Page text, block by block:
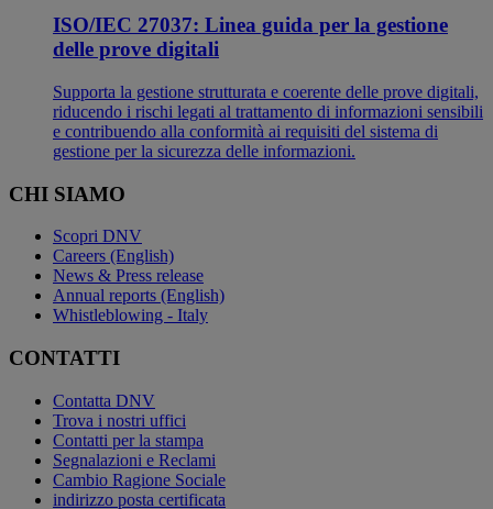
ISO/IEC 27037: Linea guida per la gestione
delle prove digitali
Supporta la gestione strutturata e coerente delle prove digitali,
riducendo i rischi legati al trattamento di informazioni sensibili
e contribuendo alla conformità ai requisiti del sistema di
gestione per la sicurezza delle informazioni.
CHI SIAMO
Scopri DNV
Careers (English)
News & Press release
Annual reports (English)
Whistleblowing - Italy
CONTATTI
Contatta DNV
Trova i nostri uffici
Contatti per la stampa
Segnalazioni e Reclami
Cambio Ragione Sociale
indirizzo posta certificata